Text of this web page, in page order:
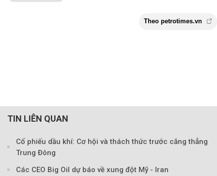
TIN LIÊN QUAN
Cổ phiếu dầu khí: Cơ hội và thách thức trước căng thẳng
Trung Đông
Các CEO Big Oil dự báo về xung đột Mỹ - Iran